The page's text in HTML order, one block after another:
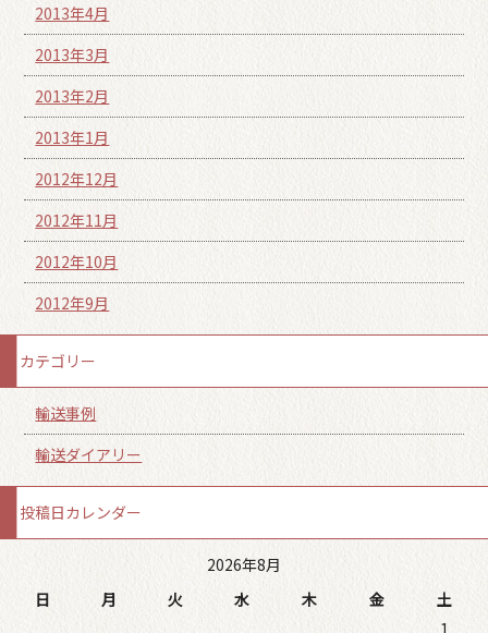
2013年4月
2013年3月
2013年2月
2013年1月
2012年12月
2012年11月
2012年10月
2012年9月
カテゴリー
輸送事例
輸送ダイアリー
投稿日カレンダー
2026年8月
日
月 火 水 木 金
土
1